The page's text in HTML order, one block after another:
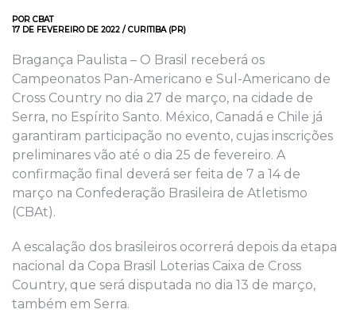
POR CBAT
17 DE FEVEREIRO DE 2022 / CURITIBA (PR)
Bragança Paulista – O Brasil receberá os
Campeonatos Pan-Americano e Sul-Americano de
Cross Country no dia 27 de março, na cidade de
Serra, no Espírito Santo. México, Canadá e Chile já
garantiram participação no evento, cujas inscrições
preliminares vão até o dia 25 de fevereiro. A
confirmação final deverá ser feita de 7 a 14 de
março na Confederação Brasileira de Atletismo
(CBAt).
A escalação dos brasileiros ocorrerá depois da etapa
nacional da Copa Brasil Loterias Caixa de Cross
Country, que será disputada no dia 13 de março,
também em Serra.